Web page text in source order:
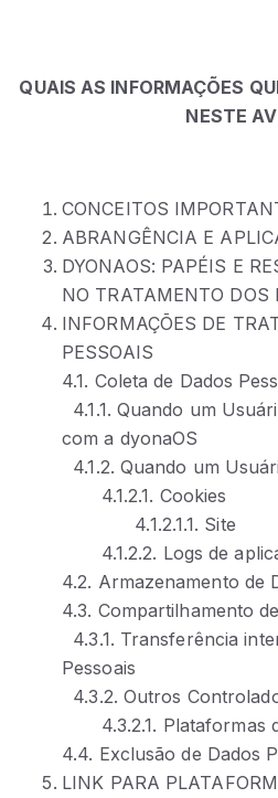
QUAIS AS INFORMAÇÕES
NESTE
CONCEITOS
ABRANGÊNCIA E
DYONAOS: PAPÉIS E
NO TRATAMENTO DOS
INFORMAÇÕES DE
PESSOAIS
4.1. Coleta de Dados
4.1.1. Quando um
com a dyonaOS
4.1.2. Quando um
4.1.2.1. Cookies
4.1.2.1.1. Site
4.1.2.2. Logsde
4.2. Armazenamento de
4.3. Compartilhamento
4.3.1. Transferência
Pessoais
4.3.2. Outros
4.3.2.1. Plataformas
4.4. Exclusão de Dados
LINK PARA